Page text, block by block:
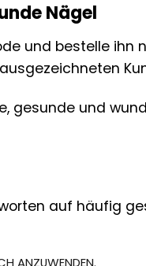
Nägel
und bestelle ihn
gesunde und
auf häufig
ANZUWENDEN.